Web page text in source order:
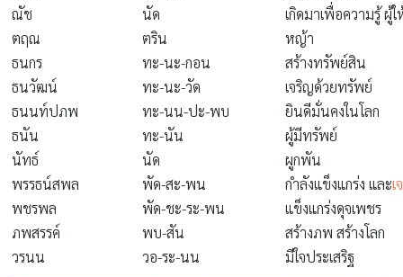
ณัช
นัด
เกิดมาเพื่อความรู้ ผู้ใ
ตฤณ
ตริน
หญ้า
ธนกร
ทะ-นะ-กอน
สร้างทรัพย์สิน
ธนวัฒน์
ทะ-นะ-วัด
เจริญด้วยทรัพย์
ธนนท์ปภพ
ทะ-นน-ปะ-พบ
ยินดีมั่นคงในโลก
ธนัน
ทะ-นัน
ผู้มีทรัพย์
นัทธ์
นัด
ผูกพัน
พรรธน์สพล
พัด-สะ-พน กำลังแข็งแกร่ง และเ
พชรพล
พัด-ชะ-ระ-พน
แข็งแกร่งดุจเพชร
ภพสรรค์
พบ-สัน
สร้างภพ สร้างโลก
วรนน
วอ-ระ-นน มีใจประเสริฐ